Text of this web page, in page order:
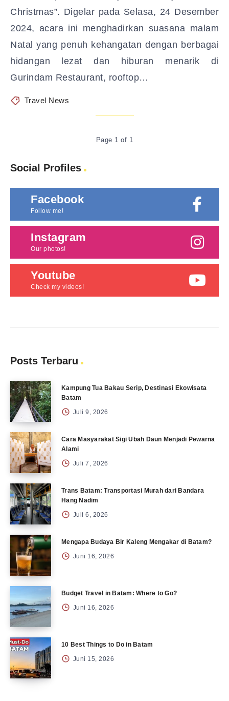
Christmas”. Digelar pada Selasa, 24 Desember
2024, acara ini menghadirkan suasana malam
Natal yang penuh kehangatan dengan berbagai
hidangan lezat dan hiburan menarik di
Gurindam Restaurant, rooftop…
Travel News
Page 1 of 1
Social Profiles
Facebook
Follow me!
Instagram
Our photos!
Youtube
Check my videos!
Posts Terbaru
Kampung Tua Bakau Serip, Destinasi Ekowisata
Batam
Juli 9, 2026
Cara Masyarakat Sigi Ubah Daun Menjadi Pewarna
Alami
Juli 7, 2026
Trans Batam: Transportasi Murah dari Bandara
Hang Nadim
Juli 6, 2026
Mengapa Budaya Bir Kaleng Mengakar di Batam?
Juni 16, 2026
Budget Travel in Batam: Where to Go?
Juni 16, 2026
10 Best Things to Do in Batam
Juni 15, 2026